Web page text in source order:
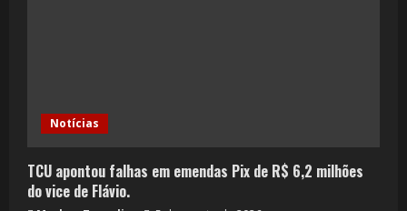
Notícias
TCU apontou falhas em emendas Pix de R$ 6,2 milhões
do vice de Flávio.